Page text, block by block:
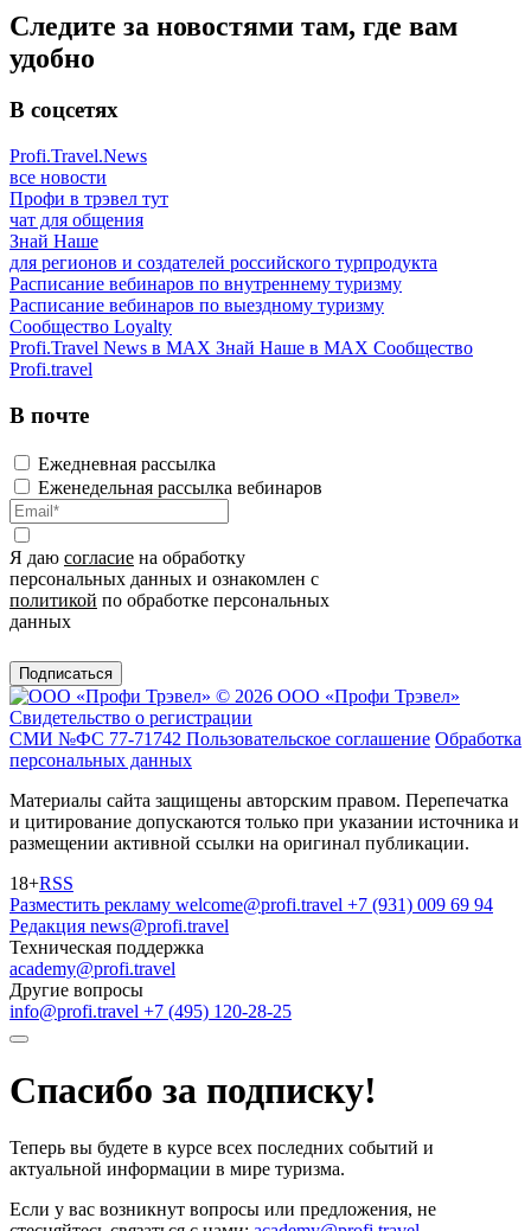
Следите за новостями там, где вам
удобно
В соцсетях
Profi.Travel.News
все новости
Профи в трэвел тут
чат для общения
Знай Наше
для регионов и создателей российского турпродукта
Расписание вебинаров по внутреннему туризму
Расписание вебинаров по выездному туризму
Сообщество Loyalty
Profi.Travel News в MAX Знай Наше в MAX Сообщество
Profi.travel
В почте
Ежедневная рассылка
Еженедельная рассылка вебинаров
Я даю согласие на обработку
персональных данных и ознакомлен с
политикой по обработке персональных
данных
Подписаться
© 2026 ООО «Профи Трэвeл»
Свидетельство о регистрации
СМИ №ФС 77-71742 Пользовательское соглашение Обработка
персональных данных
Материалы сайта защищены авторским правом. Перепечатка
и цитирование допускаются только при указании источника и
размещении активной ссылки на оригинал публикации.
18+RSS
Разместить рекламу welcome@profi.travel +7 (931) 009 69 94
Редакция news@profi.travel
Техническая поддержка
academy@profi.travel
Другие вопросы
info@profi.travel +7 (495) 120-28-25
Спасибо за подписку!
Теперь вы будете в курсе всех последних событий и
актуальной информации в мире туризма.
Если у вас возникнут вопросы или предложения, не